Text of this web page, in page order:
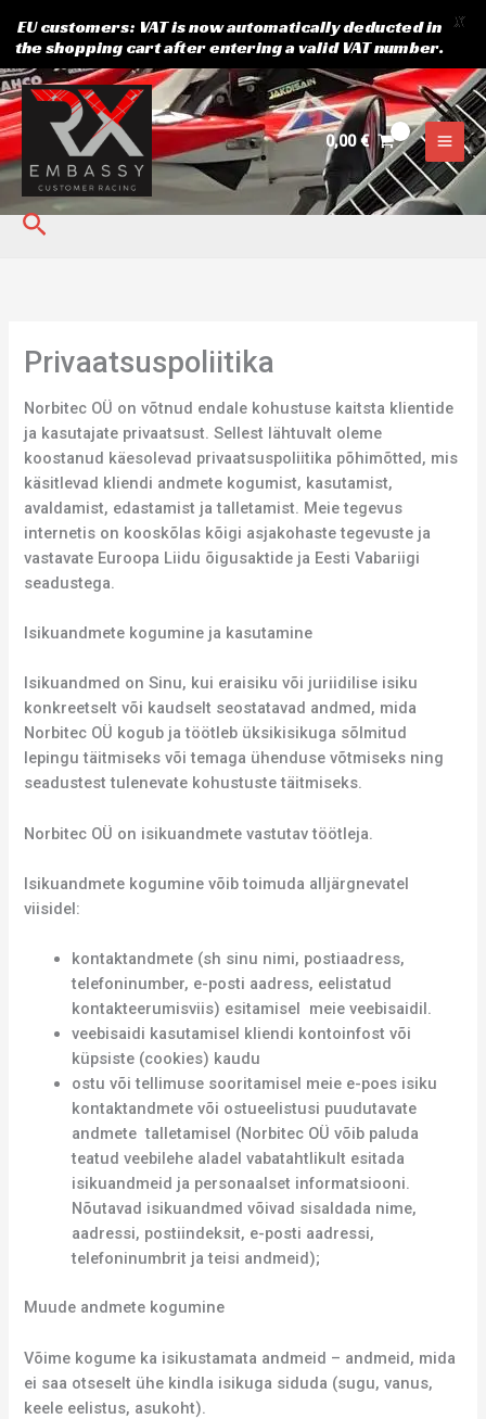
Skip
to
content
0,00€
Search
Privaatsuspoliitika
Norbitec OÜ on võtnud endale kohustuse kaitsta klientide
ja kasutajate privaatsust. Sellest lähtuvalt oleme
koostanud käesolevad privaatsuspoliitika põhimõtted, mis
käsitlevad kliendi andmete kogumist, kasutamist,
avaldamist, edastamist ja talletamist. Meie tegevus
internetis on kooskõlas kõigi asjakohaste tegevuste ja
vastavate Euroopa Liidu õigusaktide ja Eesti Vabariigi
seadustega.
Isikuandmete kogumine ja kasutamine
Isikuandmed on Sinu, kui eraisiku või juriidilise isiku
konkreetselt või kaudselt seostatavad andmed, mida
Norbitec OÜ kogub ja töötleb üksikisikuga sõlmitud
lepingu täitmiseks või temaga ühenduse võtmiseks ning
seadustest tulenevate kohustuste täitmiseks.
Norbitec OÜ on isikuandmete vastutav töötleja.
Isikuandmete kogumine võib toimuda alljärgnevatel
viisidel:
kontaktandmete (sh sinu nimi, postiaadress,
telefoninumber, e-posti aadress, eelistatud
kontakteerumisviis) esitamisel meie veebisaidil.
veebisaidi kasutamisel kliendi kontoinfost või
küpsiste (cookies) kaudu
ostu või tellimuse sooritamisel meie e-poes isiku
kontaktandmete või ostueelistusi puudutavate
andmete talletamisel (Norbitec OÜ võib paluda
teatud veebilehe aladel vabatahtlikult esitada
isikuandmeid ja personaalset informatsiooni.
Nõutavad isikuandmed võivad sisaldada nime,
aadressi, postiindeksit, e-posti aadressi,
telefoninumbrit ja teisi andmeid);
Muude andmete kogumine
Võime kogume ka isikustamata andmeid – andmeid, mida
ei saa otseselt ühe kindla isikuga siduda (sugu, vanus,
keele eelistus, asukoht).
EU customers: VAT is now automatically deducted in
the shopping cart after entering a valid VAT number.
X